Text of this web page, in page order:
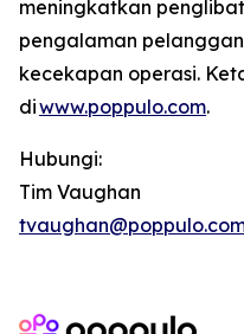
meningkatkan
pengalaman
kecekapan operasi.
diwww.poppulo.com.
Hubungi:
Tim Vaughan